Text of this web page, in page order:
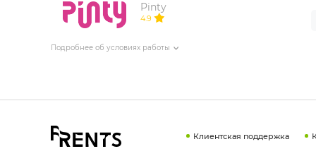
Pinty
4.9
Подробнее об условиях работы
Клиентская поддержка